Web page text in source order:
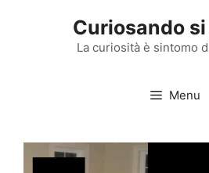
Curiosando
La curiosità è sintomo
Menu